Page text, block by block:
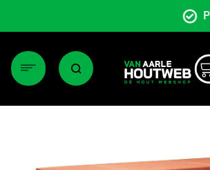
Particulier en